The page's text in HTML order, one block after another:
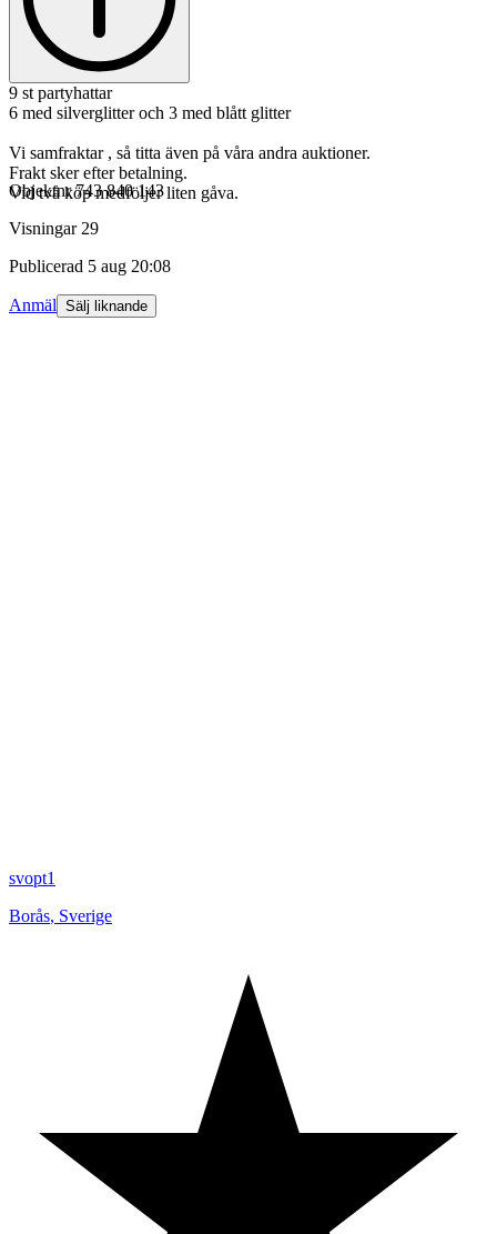
9 st partyhattar
6 med silverglitter och 3 med blått glitter
Vi samfraktar , så titta även på våra andra auktioner.
Frakt sker efter betalning.
Vid två köp medföljer liten gåva.
Objektnr 743 840 143
Visningar 29
Publicerad 5 aug 20:08
Anmäl Sälj liknande
svopt1
Borås, Sverige